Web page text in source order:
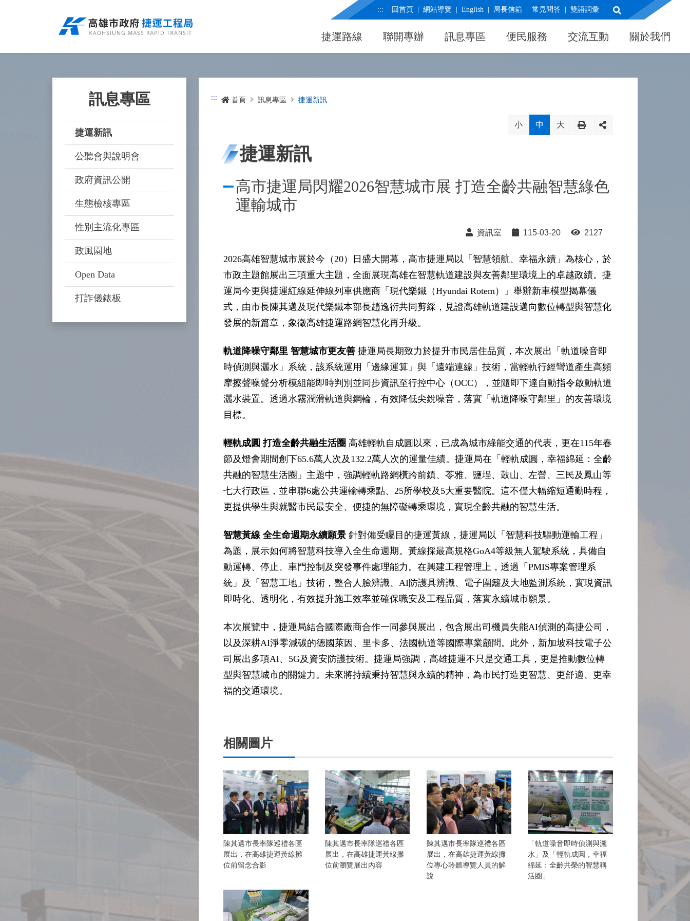
::: 回首頁 網站導覽 English 局長信箱 常見問答 雙語詞彙 展開搜尋
捷運路線 聯開專辦 訊息專區 便民服務 交流互動 關於我們
:::
訊息專區
捷運新訊
公聽會與說明會
政府資訊公開
生態檢核專區
性別主流化專區
政風園地
Open Data
打詐儀錶板
::: 首頁 訊息專區 捷運新訊
小 中 大
捷運新訊
高市捷運局閃耀2026智慧城市展 打造全齡共融智慧綠色
運輸城市
資訊室 115-03-20 2127
2026高雄智慧城市展於今（20）日盛大開幕，高市捷運局以「智慧領航、幸福永續」為核心，於
市政主題館展出三項重大主題，全面展現高雄在智慧軌道建設與友善鄰里環境上的卓越政績。捷
運局今更與捷運紅線延伸線列車供應商「現代樂鐵（Hyundai Rotem）」舉辦新車模型揭幕儀
式，由市長陳其邁及現代樂鐵本部長趙逸衍共同剪綵，見證高雄軌道建設邁向數位轉型與智慧化
發展的新篇章，象徵高雄捷運路網智慧化再升級。
軌道降噪守鄰里 智慧城市更友善 捷運局長期致力於提升市民居住品質，本次展出「軌道噪音即
時偵測與灑水」系統，該系統運用「邊緣運算」與「遠端連線」技術，當輕軌行經彎道產生高頻
摩擦聲噪聲分析模組能即時判別並同步資訊至行控中心（OCC），並隨即下達自動指令啟動軌道
灑水裝置。透過水霧潤滑軌道與鋼輪，有效降低尖銳噪音，落實「軌道降噪守鄰里」的友善環境
目標。
輕軌成圓 打造全齡共融生活圈 高雄輕軌自成圓以來，已成為城市綠能交通的代表，更在115年春
節及燈會期間創下65.6萬人次及132.2萬人次的運量佳績。捷運局在「輕軌成圓，幸福綿延：全齡
共融的智慧生活圈」主題中，強調輕軌路網橫跨前鎮、苓雅、鹽埕、鼓山、左營、三民及鳳山等
七大行政區，並串聯6處公共運輸轉乘點、25所學校及5大重要醫院。這不僅大幅縮短通勤時程，
更提供學生與就醫市民最安全、便捷的無障礙轉乘環境，實現全齡共融的智慧生活。
智慧黃線 全生命週期永續願景 針對備受矚目的捷運黃線，捷運局以「智慧科技驅動運輸工程」
為題，展示如何將智慧科技導入全生命週期。黃線採最高規格GoA4等級無人駕駛系統，具備自
動運轉、停止、車門控制及突發事件處理能力。在興建工程管理上，透過「PMIS專案管理系
統」及「智慧工地」技術，整合人臉辨識、AI防護具辨識、電子圍籬及大地監測系統，實現資訊
即時化、透明化，有效提升施工效率並確保職安及工程品質，落實永續城市願景。
本次展覽中，捷運局結合國際廠商合作一同參與展出，包含展出司機員失能AI偵測的高捷公司，
以及深耕AI淨零減碳的德國萊因、里卡多、法國軌道等國際專業顧問。此外，新加坡科技電子公
司展出多項AI、5G及資安防護技術。捷運局強調，高雄捷運不只是交通工具，更是推動數位轉
型與智慧城市的關鍵力。未來將持續秉持智慧與永續的精神，為市民打造更智慧、更舒適、更幸
福的交通環境。
相關圖片
陳其邁市長率隊巡禮各區
展出，在高雄捷運黃線攤
位前留念合影
陳其邁市長率隊巡禮各區
展出，在高雄捷運黃線攤
位前瀏覽展出內容
陳其邁市長率隊巡禮各區
展出，在高雄捷運黃線攤
位專心聆聽導覽人員的解
說
「軌道噪音即時偵測與灑
水」及「輕軌成圓，幸福
綿延：全齡共榮的智慧稱
活圈」